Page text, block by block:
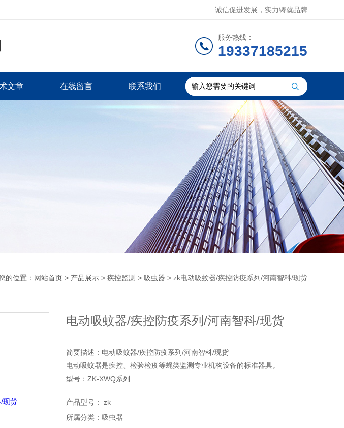
诚信促进发展，实力铸就品牌
服务热线：
19337185215
文章 在线留言 联系我们
的位置： 网站首页 > 产品展示 > 疾控监测 > 吸虫器 > zk电动吸蚊器/疾控防疫系列/河南智科/现货
电动吸蚊器/疾控防疫系列/河南智科/现货
简要描述：电动吸蚊器/疾控防疫系列/河南智科/现货
电动吸蚊器是疾控、检验检疫等蝇类监测专业机构设备的标准器具。
型号：ZK-XWQ系列
产品型号： zk
所属分类：吸虫器